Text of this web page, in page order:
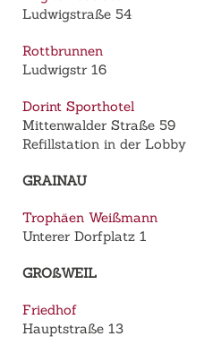
Ludwigstraße 54
Rottbrunnen
Ludwigstr 16
Dorint Sporthotel
Mittenwalder Straße 59
Refillstation in der Lobby
GRAINAU
Trophäen Weißmann
Unterer Dorfplatz 1
GROßWEIL
Friedhof
Hauptstraße 13